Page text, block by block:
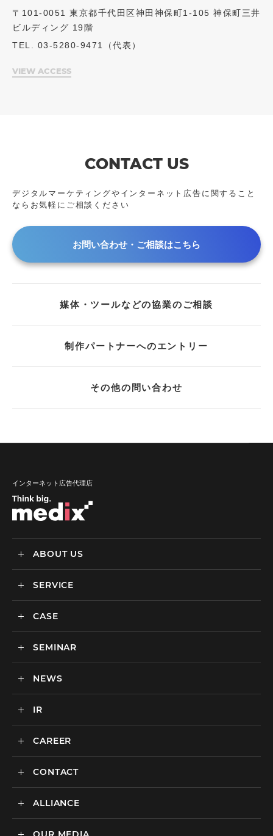
〒101-0051 東京都千代田区神田神保町1-105 神保町三井
ビルディング 19階
TEL. 03-5280-9471（代表）
VIEW ACCESS
CONTACT US
デジタルマーケティングやインターネット広告に 関すること
ならお気軽にご相談ください
お問い合わせ・ご相談はこちら
媒体・ツールなどの協業のご相談
制作パートナーへのエントリー
その他の問い合わせ
インターネット広告代理店
ABOUT US
メディックスについて
ごあいさつ
SERVICE
サービス
BtoCマーケティング支援
海外マーケティング支援
オリジナルサービス
広告・プロモーション
CASE
実績・事例
SEMINAR
セミナー一覧
NEWS
ニュース一覧
IR
IR情報
CAREER
新卒採用
CONTACT
広告のお問い合わせ
ALLIANCE
MEDIX Marketing Taiwan CO., LTD